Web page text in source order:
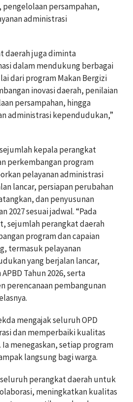
persampahan,
administrasi
daerah juga diminta
dalam mendukung berbagai
dari program Makan Bergizi
inovasi daerah, penilaian
persampahan, hingga
administrasi kependudukan,”
kepala perangkat
perkembangan program
pelayanan administrasi
lancar, persiapan perubahan
dan penyusunan
2027 sesuai jadwal. “Pada
sejumlah perangkat daerah
program dan capaian
termasuk pelayanan
yang berjalan lancar,
Tahun 2026, serta
perencanaan pembangunan
mengajak seluruh OPD
dan memperbaiki kualitas
menegaskan, setiap program
langsung bagi warga.
seluruh perangkat daerah untuk
meningkatkan kualitas